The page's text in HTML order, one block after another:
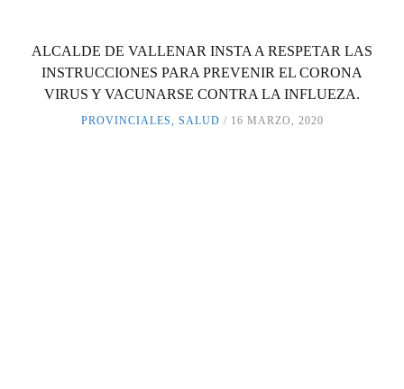
ALCALDE DE VALLENAR INSTA A RESPETAR LAS
INSTRUCCIONES PARA PREVENIR EL CORONA
VIRUS Y VACUNARSE CONTRA LA INFLUEZA.
PROVINCIALES, SALUD 16 MARZO, 2020